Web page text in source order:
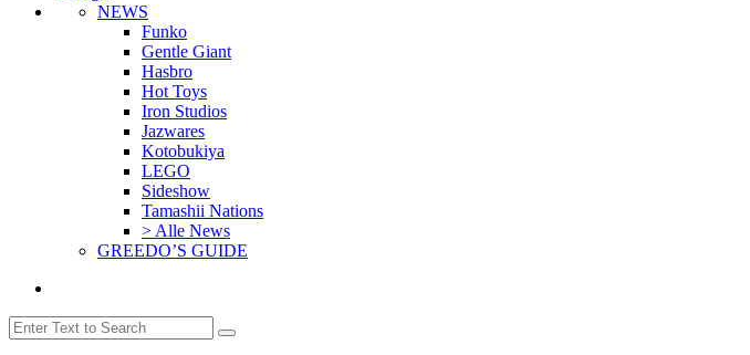
NEWS
Funko
Gentle Giant
Hasbro
Hot Toys
Iron Studios
Jazwares
Kotobukiya
LEGO
Sideshow
Tamashii Nations
> Alle News
GREEDO’S GUIDE